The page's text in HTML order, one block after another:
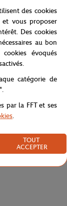
des cookies
et vous proposer
Des cookies
au bon
évoqués
catégorie de
par la FFT et ses
.
TOUT
ACCEPTER